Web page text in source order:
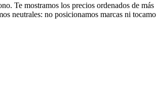
Te mostramos los precios ordenados de
neutrales: no posicionamos marcas ni